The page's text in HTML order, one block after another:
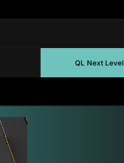
QL Next Level